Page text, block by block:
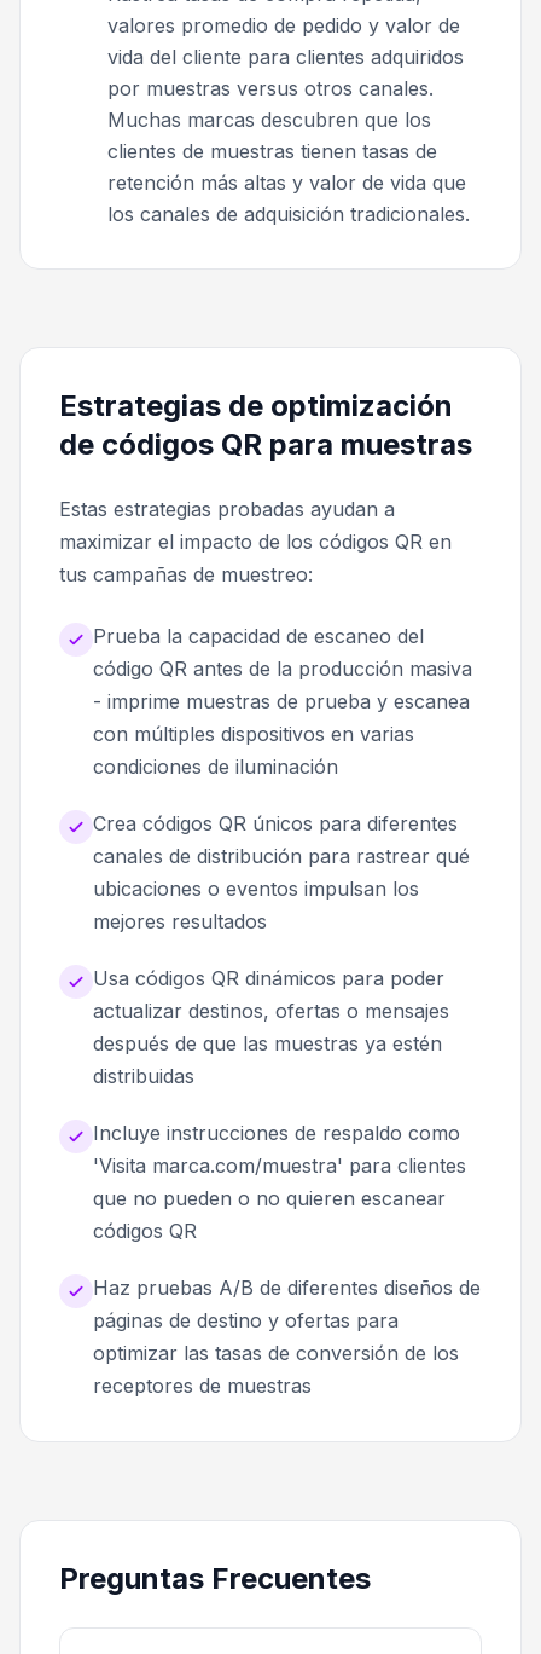
valores promedio de pedido y valor de
vida del cliente para clientes adquiridos
por muestras versus otros canales.
Muchas marcas descubren que los
clientes de muestras tienen tasas de
retención más altas y valor de vida que
los canales de adquisición tradicionales.
Estrategias de optimización
de códigos QR para muestras
Estas estrategias probadas ayudan a
maximizar el impacto de los códigos QR en
tus campañas de muestreo:
Prueba la capacidad de escaneo del
código QR antes de la producción masiva
- imprime muestras de prueba y escanea
con múltiples dispositivos en varias
condiciones de iluminación
Crea códigos QR únicos para diferentes
canales de distribución para rastrear qué
ubicaciones o eventos impulsan los
mejores resultados
Usa códigos QR dinámicos para poder
actualizar destinos, ofertas o mensajes
después de que las muestras ya estén
distribuidas
Incluye instrucciones de respaldo como
'Visita marca.com/muestra' para clientes
que no pueden o no quieren escanear
códigos QR
Haz pruebas A/B de diferentes diseños de
páginas de destino y ofertas para
optimizar las tasas de conversión de los
receptores de muestras
Preguntas Frecuentes